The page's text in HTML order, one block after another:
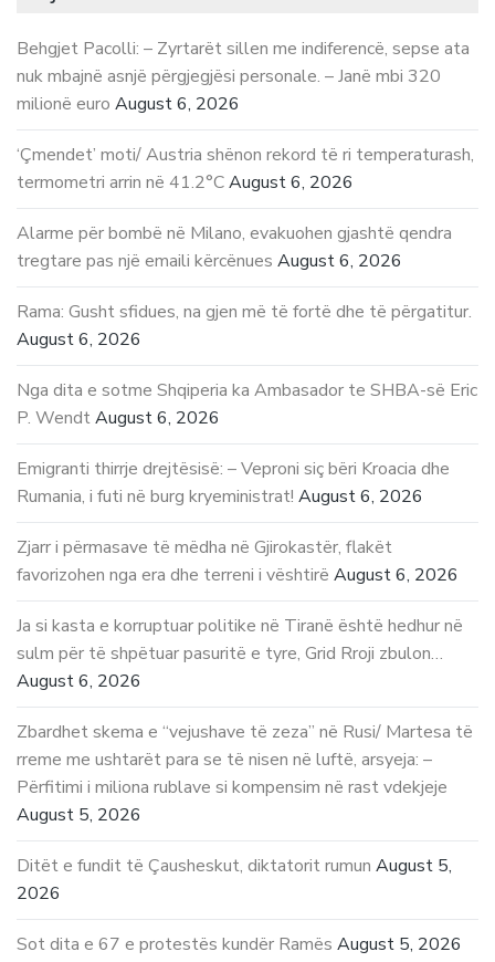
Behgjet Pacolli: – Zyrtarët sillen me indiferencë, sepse ata
nuk mbajnë asnjë përgjegjësi personale. – Janë mbi 320
milionë euro August 6, 2026
‘Çmendet’ moti/ Austria shënon rekord të ri temperaturash,
termometri arrin në 41.2°CAugust 6, 2026
Alarme për bombë në Milano, evakuohen gjashtë qendra
tregtare pas një emaili kërcënues August 6, 2026
Rama: Gusht sfidues, na gjen më të fortë dhe të përgatitur.
August 6, 2026
Nga dita e sotme Shqiperia ka Ambasador te SHBA-së Eric
P. WendtAugust 6, 2026
Emigranti thirrje drejtësisë: – Veproni siç bëri Kroacia dhe
Rumania, i futi në burg kryeministrat! August 6, 2026
Zjarr i përmasave të mëdha në Gjirokastër, flakët
favorizohen nga era dhe terreni i vështirë August 6, 2026
Ja si kasta e korruptuar politike në Tiranë është hedhur në
sulm për të shpëtuar pasuritë e tyre, Grid Rroji zbulon…
August 6, 2026
Zbardhet skema e “vejushave të zeza” në Rusi/ Martesa të
rreme me ushtarët para se të nisen në luftë, arsyeja: –
Përfitimi i miliona rublave si kompensim në rast vdekjeje
August 5, 2026
Ditët e fundit të Çausheskut, diktatorit rumun August 5,
2026
Sot dita e 67 e protestës kundër Ramës August 5, 2026